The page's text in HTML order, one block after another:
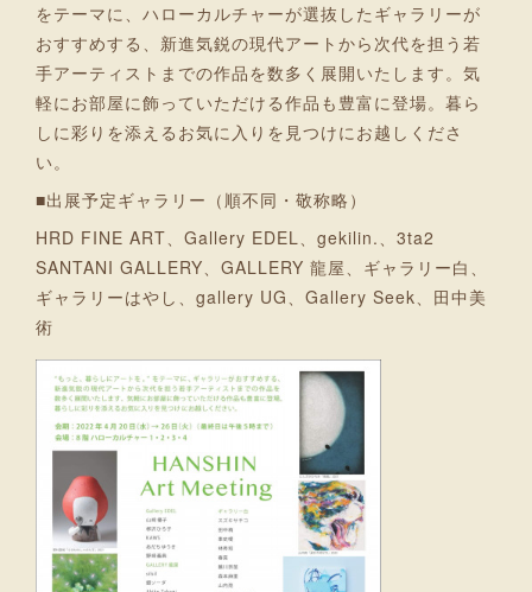
をテーマに、ハローカルチャーが選抜したギャラリーが
おすすめする、新進気鋭の現代アートから次代を担う若
手アーティストまでの作品を数多く展開いたします。気
軽にお部屋に飾っていただける作品も豊富に登場。暮ら
しに彩りを添えるお気に入りを見つけにお越しくださ
い。
■出展予定ギャラリー（順不同・敬称略）
HRD FINE ART、Gallery EDEL、gekilin.、3ta2
SANTANI GALLERY、GALLERY 龍屋、ギャラリー白、
ギャラリーはやし、gallery UG、Gallery Seek、田中美
術